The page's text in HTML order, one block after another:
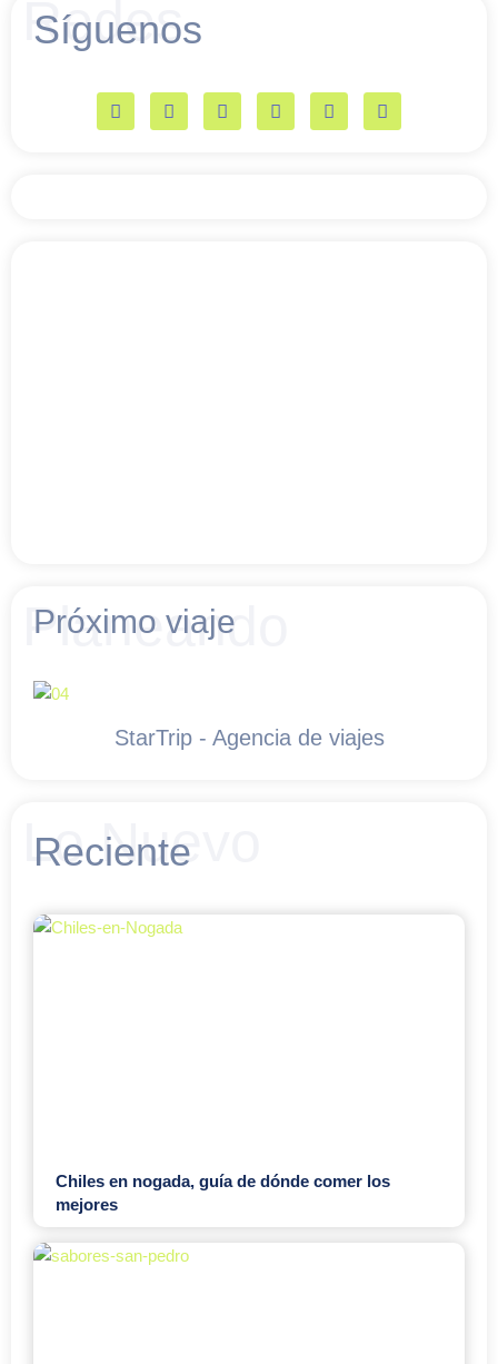
Redes
Síguenos
Planeando
Próximo viaje
StarTrip - Agencia de viajes
Lo Nuevo
Reciente
Chiles en nogada, guía de dónde comer los
mejores